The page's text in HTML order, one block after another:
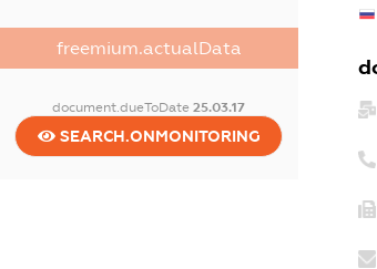
freemium.actualData
document.dueToDate25.03.17
SEARCH.ONMONITORING